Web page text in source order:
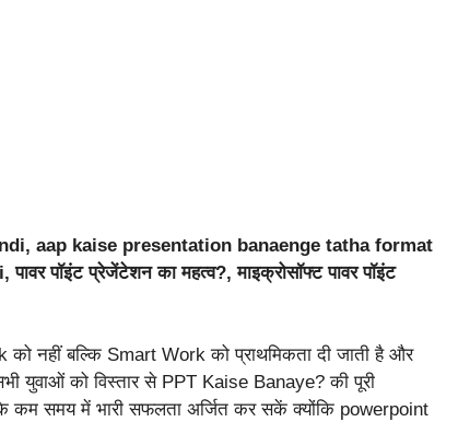
aap kaise presentation banaenge tatha format
पॉइंट प्रेजेंटेशन का महत्व?, माइक्रोसॉफ्ट पावर पॉइंट
नहीं बल्कि Smart Work को प्राथमिकता दी जाती है और
युवाओं को विस्तार से PPT Kaise Banaye? की पूरी
कम समय में भारी सफलता अर्जित कर सकें क्योंकि powerpoint